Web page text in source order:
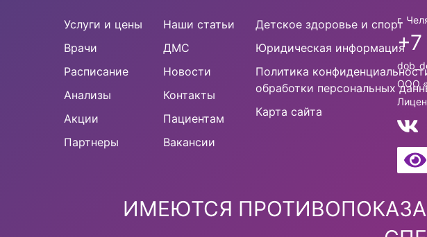
Услуги и цены
Врачи
Расписание
Анализы
Акции
Партнеры
Наши статьи
ДМС
Новости
Контакты
Пациентам
Вакансии
Детское здоровье и спорт
Юридическая информация
Политика
обработки персональных
Карта сайта
г.
ООО
ИМЕЮТСЯ